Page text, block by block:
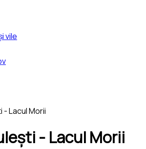
vile
- Lacul Morii
- Lacul Morii